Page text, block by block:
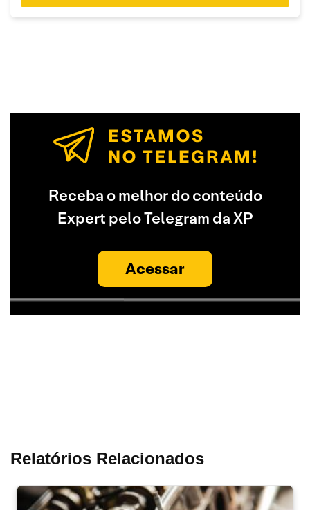
Receba o melhor do conteúdo
Expert pelo Telegram da XP
Acessar
Relatórios Relacionados